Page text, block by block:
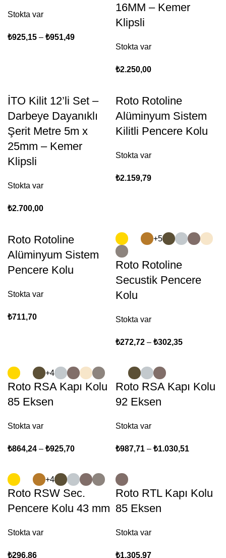
Stokta var
₺925,15 – ₺951,49
16MM – Kemer
Klipsli
Stokta var
₺2.250,00
İTO Kilit 12’li Set –
Darbeye Dayanıklı
Şerit Metre 5m x
25mm – Kemer
Klipsli
Stokta var
₺2.700,00
Roto Rotoline
Alüminyum Sistem
Kilitli Pencere Kolu
Stokta var
₺2.159,79
Roto Rotoline
Alüminyum Sistem
Pencere Kolu
Stokta var
₺711,70
+5
Roto Rotoline
Secustik Pencere
Kolu
Stokta var
₺272,72 – ₺302,35
+4
Roto RSA Kapı Kolu
85 Eksen
Stokta var
₺864,24 – ₺925,70
Roto RSA Kapı Kolu
92 Eksen
Stokta var
₺987,71 – ₺1.030,51
+4
Roto RSW Sec.
Pencere Kolu 43 mm
Stokta var
₺296,86
Roto RTL Kapı Kolu
85 Eksen
Stokta var
₺1.305,97